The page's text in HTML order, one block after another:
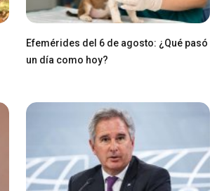
Efemérides del 6 de agosto: ¿Qué pasó
un día como hoy?